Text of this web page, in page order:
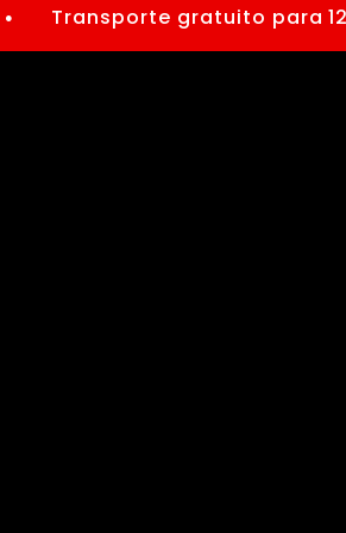
Transporte gratuito para 12-